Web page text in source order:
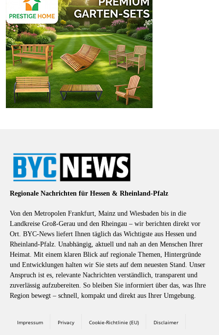
Regionale Nachrichten für Hessen & Rheinland-Pfalz
Von den Metropolen Frankfurt, Mainz und Wiesbaden bis in die
Landkreise Groß-Gerau und den Rheingau – wir berichten direkt vor
Ort. BYC-News liefert Ihnen täglich das Wichtigste aus Hessen und
Rheinland-Pfalz. Unabhängig, aktuell und nah an den Menschen Ihrer
Heimat. Mit einem klaren Blick auf regionale Themen, Hintergründe
und Entwicklungen halten wir Sie stets auf dem neuesten Stand. Unser
Anspruch ist es, relevante Nachrichten verständlich, transparent und
zuverlässig aufzubereiten. So bleiben Sie informiert über das, was Ihre
Region bewegt – schnell, kompakt und direkt aus Ihrer Umgebung.
Impressum Privacy Cookie-Richtlinie (EU) Disclaimer